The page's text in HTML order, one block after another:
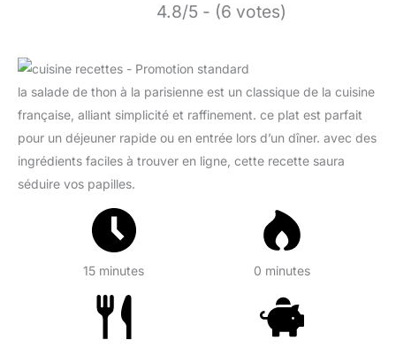
4.8/5 - (6 votes)
la salade de thon à la parisienne est un classique de la cuisine
française, alliant simplicité et raffinement. ce plat est parfait
pour un déjeuner rapide ou en entrée lors d’un dîner. avec des
ingrédients faciles à trouver en ligne, cette recette saura
séduire vos papilles.
15 minutes 0 minutes